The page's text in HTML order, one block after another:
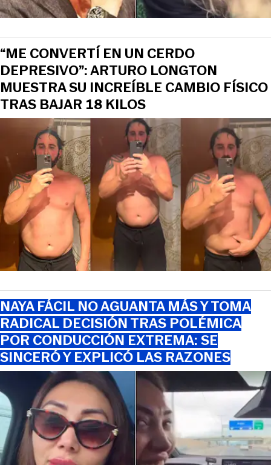
“ME CONVERTÍ EN UN CERDO
DEPRESIVO”: ARTURO LONGTON
MUESTRA SU INCREÍBLE CAMBIO FÍSICO
TRAS BAJAR 18 KILOS
NAYA FÁCIL NO AGUANTA MÁS Y TOMA
RADICAL DECISIÓN TRAS POLÉMICA
POR CONDUCCIÓN EXTREMA: SE
SINCERÓ Y EXPLICÓ LAS RAZONES